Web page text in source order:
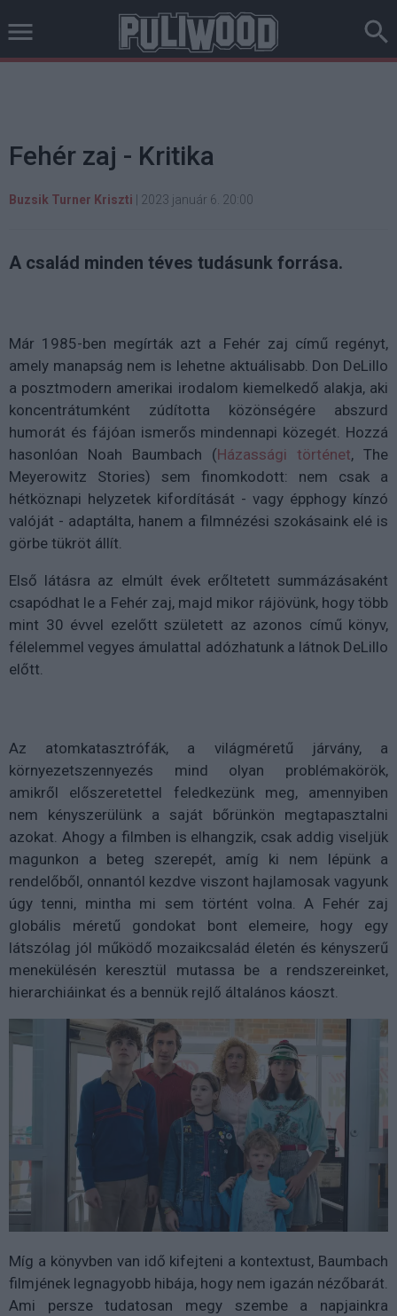
Fehér zaj - Kritika
Buzsik Turner Kriszti 2023 január 6. 20:00
A család minden téves tudásunk forrása.
Már 1985-ben megírták azt a Fehér zaj című regényt,
amely manapság nem is lehetne aktuálisabb. Don DeLillo
a posztmodern amerikai irodalom kiemelkedő alakja, aki
koncentrátumként zúdította közönségére abszurd
humorát és fájóan ismerős mindennapi közegét. Hozzá
hasonlóan Noah Baumbach (Házassági történet, The
Meyerowitz Stories) sem finomkodott: nem csak a
hétköznapi helyzetek kifordítását - vagy épphogy kínzó
valóját - adaptálta, hanem a filmnézési szokásaink elé is
görbe tükröt állít.
Első látásra az elmúlt évek erőltetett summázásaként
csapódhat le a Fehér zaj, majd mikor rájövünk, hogy több
mint 30 évvel ezelőtt született az azonos című könyv,
félelemmel vegyes ámulattal adózhatunk a látnok DeLillo
előtt.
Az atomkatasztrófák, a világméretű járvány, a
környezetszennyezés mind olyan problémakörök,
amikről előszeretettel feledkezünk meg, amennyiben
nem kényszerülünk a saját bőrünkön megtapasztalni
azokat. Ahogy a filmben is elhangzik, csak addig viseljük
magunkon a beteg szerepét, amíg ki nem lépünk a
rendelőből, onnantól kezdve viszont hajlamosak vagyunk
úgy tenni, mintha mi sem történt volna. A Fehér zaj
globális méretű gondokat bont elemeire, hogy egy
látszólag jól működő mozaikcsalád életén és kényszerű
menekülésén keresztül mutassa be a rendszereinket,
hierarchiáinkat és a bennük rejlő általános káoszt.
Míg a könyvben van idő kifejteni a kontextust, Baumbach
filmjének legnagyobb hibája, hogy nem igazán nézőbarát.
Ami persze tudatosan megy szembe a napjainkra